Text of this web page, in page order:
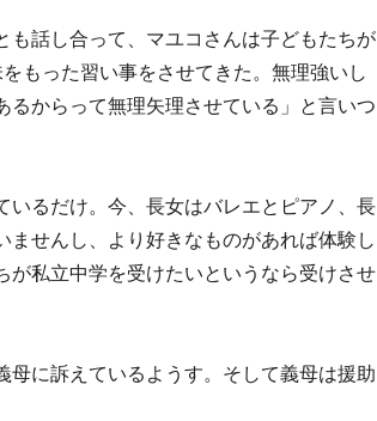
も話し合って、マユコさんは子どもたちが
もった習い事をさせてきた。無理強いし
からって無理矢理させている」と言いつ
いるだけ。今、長女はバレエとピアノ、長
せんし、より好きなものがあれば体験し
が私立中学を受けたいというなら受けさせ
母に訴えているようす。そして義母は援助